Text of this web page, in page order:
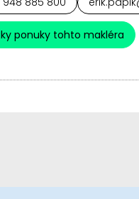
ponuky tohto makléra